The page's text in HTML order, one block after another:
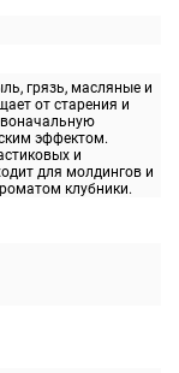
грязь, масляные и
от старения и
эффектом.
и
для молдингов и
клубники.